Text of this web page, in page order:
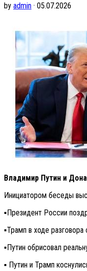
by admin · 05.07.2026
Владимир Путин и
Инициатором беседы
▪️Президент России
▪️Трамп в ходе
▪️Путин обрисовал
▪️ Путин и Трамп